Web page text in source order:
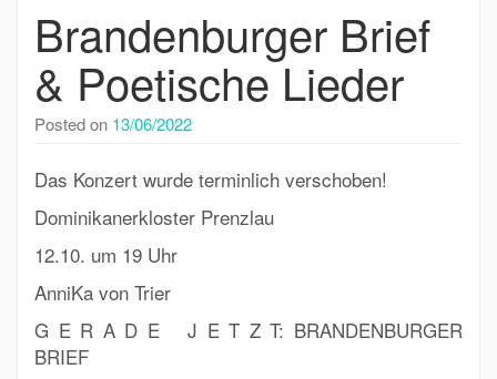
Brandenburger Brief
& Poetische Lieder
Posted on 13/06/2022
Das Konzert wurde terminlich verschoben!
Dominikanerkloster Prenzlau
12.10. um 19 Uhr
AnniKa von Trier
G E R A D E J E T Z T: BRANDENBURGER
BRIEF